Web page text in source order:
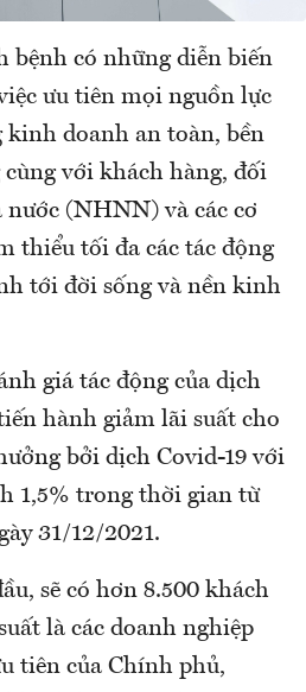
bệnh có những diễn biến
ưu tiên mọi nguồn lực
kinh doanh an toàn, bền
với khách hàng, đối
nước (NHNN) và các cơ
thiểu tối đa các tác động
tới đời sống và nền kinh
giá tác động của dịch
hành giảm lãi suất cho
bởi dịch Covid-19 với
1,5% trong thời gian từ
31/12/2021.
sẽ có hơn 8.500 khách
là các doanh nghiệp
tiên của Chính phủ,